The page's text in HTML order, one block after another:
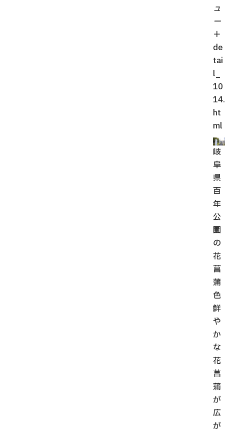
ュ
ー
＋
de
tai
l_
10
14.
ht
ml
岐
阜
県
百
年
公
園
の
花
菖
蒲
色
鮮
や
か
な
花
菖
蒲
が
広
が